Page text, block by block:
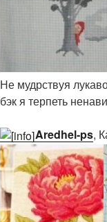
Не мудрствуя
бэк я терпеть
Aredhel-ps,